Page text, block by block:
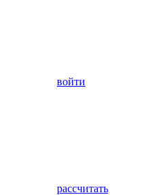
войти
рассчитать